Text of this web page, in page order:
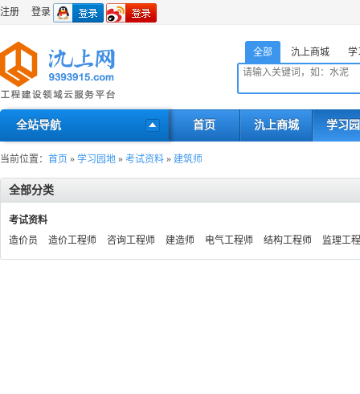
注册 登录
全部 氿上商城 学
全站导航 首页 氿上商城 学习
当前位置： 首页 » 学习园地 » 考试资料 » 建筑师
全部分类
考试资料
造价员
造价工程师 咨询工程师 建造师 电气工程师 结构工程师 监理工